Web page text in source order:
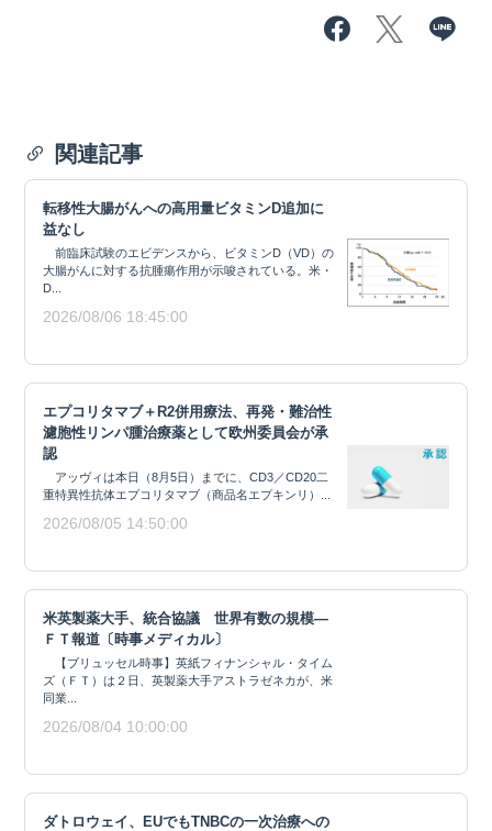
関連記事
転移性大腸がんへの高用量ビタミンD追加に
益なし
前臨床試験のエビデンスから、ビタミンD（VD）の
大腸がんに対する抗腫瘍作用が示唆されている。米・
D...
2026/08/06 18:45:00
エプコリタマブ＋R2併用療法、再発・難治性
濾胞性リンパ腫治療薬として欧州委員会が承
認
アッヴィは本日（8月5日）までに、CD3／CD20二
重特異性抗体エプコリタマブ（商品名エプキンリ）...
2026/08/05 14:50:00
米英製薬大手、統合協議 世界有数の規模―
ＦＴ報道〔時事メディカル〕
【ブリュッセル時事】英紙フィナンシャル・タイム
ズ（ＦＴ）は２日、英製薬大手アストラゼネカが、米
同業...
2026/08/04 10:00:00
ダトロウェイ、EUでもTNBCの一次治療への